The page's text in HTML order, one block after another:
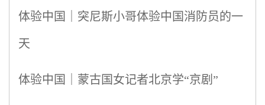
体验中国｜突尼斯小哥体验中国消防员的一
天
体验中国｜蒙古国女记者北京学“京剧”